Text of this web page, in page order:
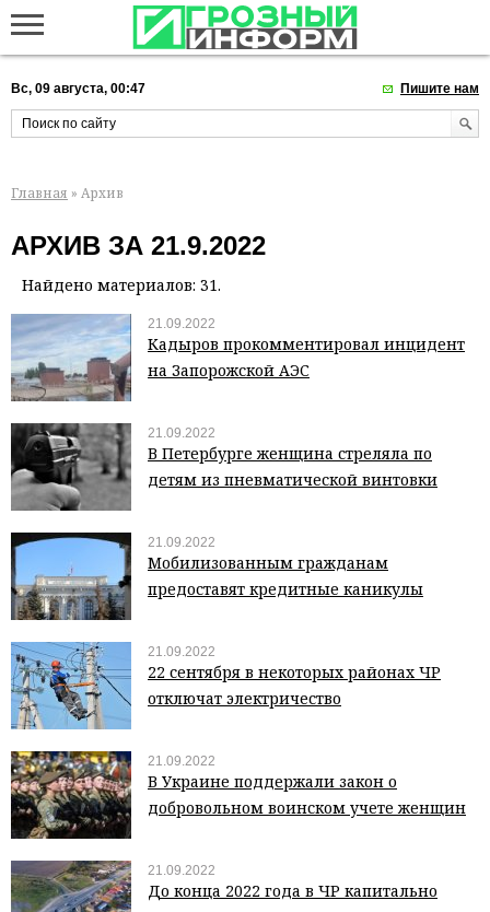
Вс, 09 августа, 00:47 Пишите нам
Главная » Архив
АРХИВ ЗА 21.9.2022
Найдено материалов: 31.
21.09.2022
Кадыров прокомментировал инцидент
на Запорожской АЭС
21.09.2022
В Петербурге женщина стреляла по
детям из пневматической винтовки
21.09.2022
Мобилизованным гражданам
предоставят кредитные каникулы
21.09.2022
22 сентября в некоторых районах ЧР
отключат электричество
21.09.2022
В Украине поддержали закон о
добровольном воинском учете женщин
21.09.2022
До конца 2022 года в ЧР капитально